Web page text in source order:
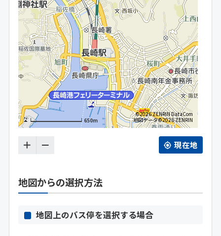
650m
©2026 ZENRIN DataCom
地図データ©2026 ZENRIN
＋ － 現在地
地図からの選択方法
地図上のバス停を選択する場合